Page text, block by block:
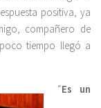
positiva, ya
compañero de
tiempo llegó a
“Es un